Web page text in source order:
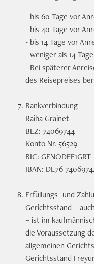
- bis 60 Tage vor
- bis 40 Tage vor
- bis 14 Tage vor
- weniger als 14
- Bei späterer
des Reisepreises
Bankverbindung
Raiba Grainet
BLZ: 74069744
Konto Nr. 56529
BIC: GENODEF1GRT
IBAN: DE76
Erfüllungs- und
Gerichtsstand –
– ist im
die Voraussetzung
allgemeinen
Gerichtsstand